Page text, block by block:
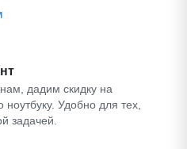
дадим скидку на
Удобно для тех,
задачей.